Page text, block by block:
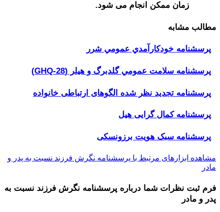
زمان ممکن انجام می شود.
مطالب مشابه
پرسشنامه خودكارآمدي عمومي شرر
پرسشنامه سلامت عمومي گلدبرگ و هیلر (GHQ-28)
پرسشنامه تجدید نظر شده الگوهای ارتباطی خانواده
پرسشنامه کمال گرایی هیل
پرسشنامه سبک هویت برزونسکی
مشاهده ابزارهای مرتبط با پرسشنامه نگرش فرزند نسبت به پدر و
مادر
فرم ثبت نظرات شما درباره پرسشنامه نگرش فرزند نسبت به
پدر و مادر